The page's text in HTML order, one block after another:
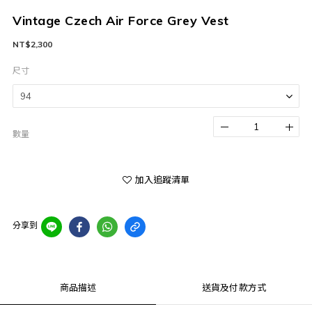
Vintage Czech Air Force Grey Vest
NT$2,300
尺寸
數量
加入追蹤清單
分享到
商品描述 送貨及付款方式